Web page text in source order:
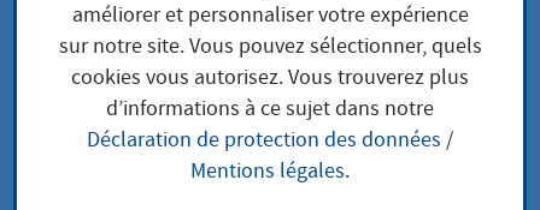
Kerb Lorsbach
vendredi, 14. août 2026 –
lundi, 17. août 2026
| depuis
heure
Talstraße 2
Lorsbach
améliorer et personnaliser votre expérience
sur notre site. Vous pouvez sélectionner, quels
cookies vous autorisez. Vous trouverez plus
d’informations à ce sujet dans notre
Déclaration de protection des données /
Mentions légales.